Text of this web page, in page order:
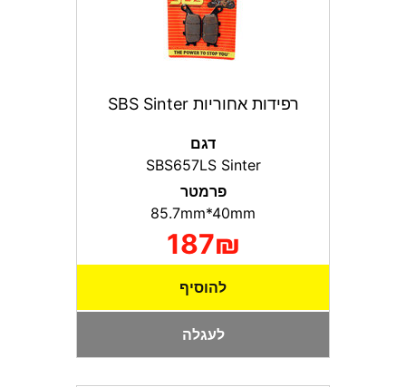
רפידות אחוריות SBS Sinter
דגם
SBS657LS Sinter
פרמטר
187₪
להוסיף
לעגלה